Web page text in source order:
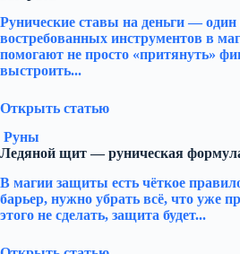
Рунические ставы на деньги —
востребованных инструментов в
помогают не просто «притянуть»
выстроить...
Открыть статью
Руны
Ледяной щит — руническая
В магии защиты есть чёткое
барьер, нужно убрать всё, что уже
этого не сделать, защита будет...